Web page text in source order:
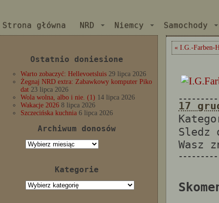
Strona główna NRD Niemcy Samochody
Ostatnio doniesione
Warto zobaczyć: Hellevoetsluis 29 lipca 2026
Żegnaj NRD extra: Zabawkowy komputer Piko
dat 23 lipca 2026
Wola wolna, albo i nie. (1) 14 lipca 2026
Wakacje 2026 8 lipca 2026
Szczecińska kuchnia 6 lipca 2026
Archiwum donosów
Archiwum
Kategorie
Kategorie
« I.G.-Farben-
17
Sledz
Wasz